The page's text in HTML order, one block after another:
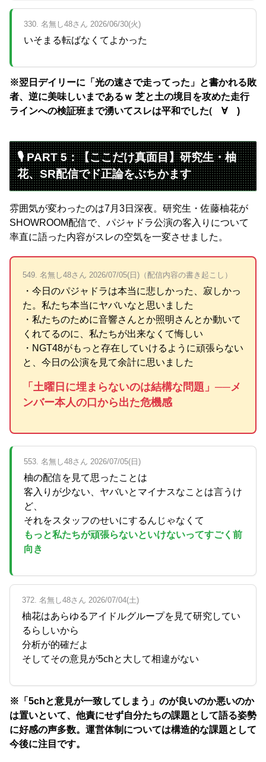
330. 名無し48さん 2026/06/30(火)
いそまる転ばなくてよかった
※翌日デイリーに「光の速さで走ってった」と書かれる敗
者、逆に美味しいまであるｗ 芝と土の境目を攻めた走行
ラインへの検証班まで湧いてスレは平和でした(゚∀゚)
🎙 PART 5：【ここだけ真面目】研究生・柚
花、SR配信でド正論をぶちかます
雰囲気が変わったのは7月3日深夜。研究生・佐藤柚花が
SHOWROOM配信で、パジャドラ公演の客入りについて
率直に語った内容がスレの空気を一変させました。
549. 名無し48さん 2026/07/05(日)（配信内容の書き起こし）
・今日のパジャドラは本当に悲しかった、寂しかっ
た。私たち本当にヤバいなと思いました
・私たちのために音響さんとか照明さんとか動いて
くれてるのに、私たちが出来なくて悔しい
・NGT48がもっと存在していけるように頑張らない
と、今日の公演を見て余計に思いました
「土曜日に埋まらないのは結構な問題」──メ
ンバー本人の口から出た危機感
553. 名無し48さん 2026/07/05(日)
柚の配信を見て思ったことは
客入りが少ない、ヤバいとマイナスなことは言うけ
ど、
それをスタッフのせいにするんじゃなくて
もっと私たちが頑張らないといけないってすごく前
向き
372. 名無し48さん 2026/07/04(土)
柚花はあらゆるアイドルグループを見て研究してい
るらしいから
分析が的確だよ
そしてその意見が5chと大して相違がない
※「5chと意見が一致してしまう」のが良いのか悪いのか
は置いといて、他責にせず自分たちの課題として語る姿勢
に好感の声多数。運営体制については構造的な課題として
今後に注目です。